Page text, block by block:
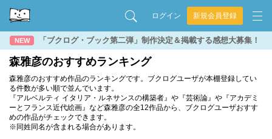
ログイン 新規会員登録
NEW 「ブクログ・ブック第二弾」制作決定＆掲載する感想大募集！
森雅彦のおすすめランキング
森雅彦のおすすめ作品のランキングです。ブクログユーザが本棚登録してい
る件数が多い順で並んでいます。
『アルベルティ イタリア・ルネサンスの構築者』や『芸術論』や『アカデミ
ーとフランス近代絵画』など森雅彦の全12作品から、ブクログユーザおすす
めの作品がチェックできます。
※同姓同名が含まれる場合があります。